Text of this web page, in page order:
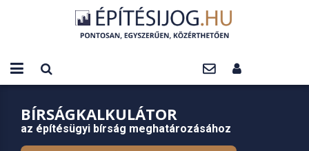
BÍRSÁGKALKULÁTOR
az építésügyi bírság meghatározásához